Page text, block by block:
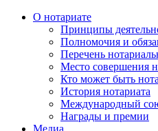
О нотариате
Принципы
Полномочия и
Перечень
Место совершения
Кто может быть
История нотариата
Международный
Награды и премии
Медиа